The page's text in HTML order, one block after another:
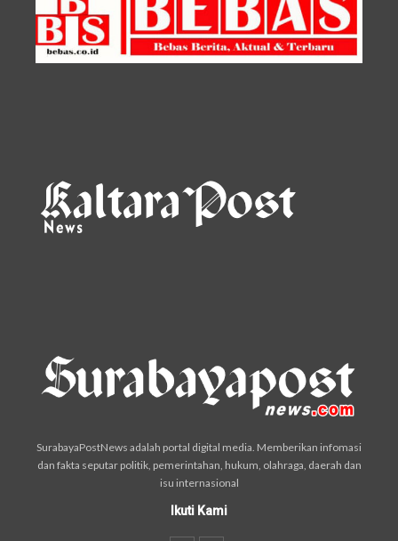
SurabayaPostNews adalah portal digital media. Memberikan infomasi
dan fakta seputar politik, pemerintahan, hukum, olahraga, daerah dan
isu internasional
Ikuti Kami